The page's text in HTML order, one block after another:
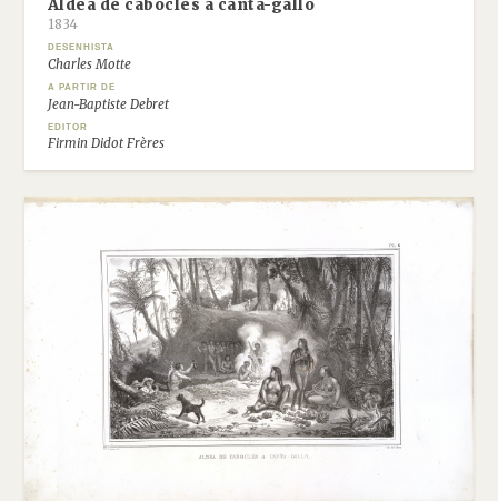
Aldea de cabocles a canta-gallo
1834
DESENHISTA
Charles Motte
A PARTIR DE
Jean-Baptiste Debret
EDITOR
Firmin Didot Frères